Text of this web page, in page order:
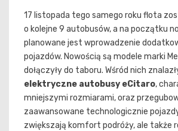
17 listopada tego samego roku flota
o kolejne 9 autobusów, a na początku
planowane jest wprowadzenie
pojazdów. Nowością są modele marki
dołączyły do taboru. Wśród nich
elektryczne autobusy eCitaro,
mniejszymi rozmiarami, oraz
zaawansowane technologicznie
zwiększają komfort podróży, ale także